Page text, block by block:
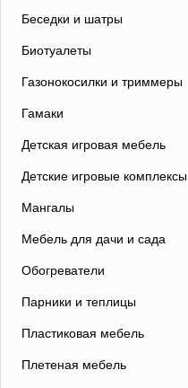
Беседки и шатры
Биотуалеты
Газонокосилки и триммеры
Гамаки
Детская игровая мебель
Детские игровые комплексы
Мангалы
Мебель для дачи и сада
Обогреватели
Парники и теплицы
Пластиковая мебель
Плетеная мебель